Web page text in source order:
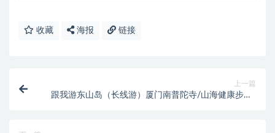
收藏 海报 链接
上一篇
跟我游东山岛（长线游）厦门南普陀寺/山海健康步道/